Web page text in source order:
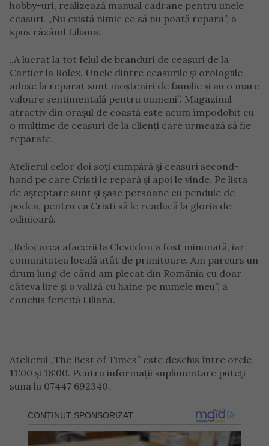
hobby-uri, realizează manual cadrane pentru unele
ceasuri. „Nu există nimic ce să nu poată repara”, a
spus râzând Liliana.
„A lucrat la tot felul de branduri de ceasuri de la
Cartier la Rolex. Unele dintre ceasurile și orologiile
aduse la reparat sunt moșteniri de familie și au o mare
valoare sentimentală pentru oameni”. Magazinul
atractiv din orașul de coastă este acum împodobit cu
o mulțime de ceasuri de la clienți care urmează să fie
reparate.
Atelierul celor doi soți cumpără și ceasuri second-
hand pe care Cristi le repară și apoi le vinde. Pe lista
de așteptare sunt și șase persoane cu pendule de
podea, pentru ca Cristi să le readucă la gloria de
odinioară.
„Relocarea afacerii la Clevedon a fost minunată, iar
comunitatea locală atât de primitoare. Am parcurs un
drum lung de când am plecat din România cu doar
câteva lire și o valiză cu haine pe numele meu”, a
conchis fericită Liliana.
Atelierul „The Best of Times” este deschis între orele
11:00 și 16:00. Pentru informații suplimentare puteți
suna la 07447 692340.